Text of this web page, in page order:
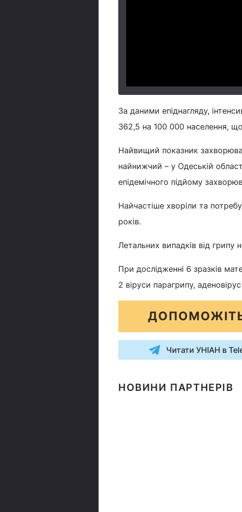
За даними епіднагляду,
362,5 на 100 000 населення,
Найвищий показник
найнижчий – у Одеській
епідемічного підйому
Найчастіше хворіли та
років.
Летальних випадків від грипу
При дослідженні 6 зразків
2 віруси парагрипу,
Читати УНІАН в
НОВИНИ ПАРТНЕРІВ